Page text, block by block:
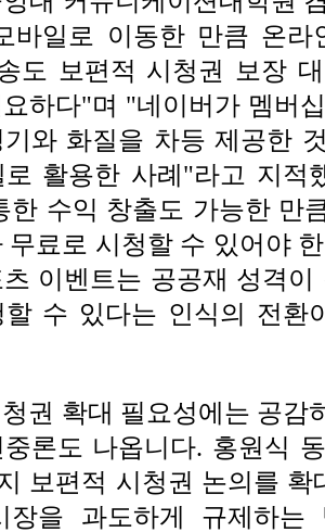
바일로 이동한 만큼 온라
도 보편적 시청권 보장
하다"며 "네이버가 멤버
와 화질을 차등 제공한
활용한 사례"라고 지적
한 수익 창출도 가능한 만
무료로 시청할 수 있어야
이벤트는 공공재 성격
할 수 있다는 인식의 전환
권 확대 필요성에는 공감
론도 나옵니다. 홍원식
보편적 시청권 논의를
장을 과도하게 규제하는